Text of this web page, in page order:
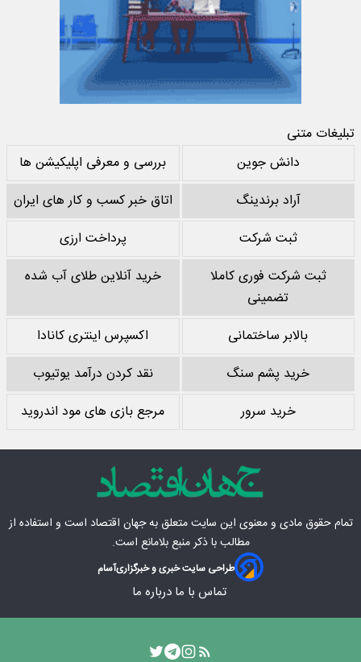
تبلیغات متنی
دانش جوین
بررسی و معرفی اپلیکیشن ها
آراد برندینگ
اتاق خبر کسب و کار های ایران
ثبت شرکت
پرداخت ارزی
ثبت شرکت فوری کاملا
تضمینی
خرید آنلاین طلای آب شده
بالابر ساختمانی
اکسپرس اینتری کانادا
خرید پشم سنگ
نقد کردن درآمد یوتیوب
خرید سرور
مرجع بازی های مود اندروید
تمام حقوق مادی‌ و معنوی این سایت متعلق بهجهان اقتصاد است و استفاده از
مطالب با ذکر منبع بلامانع است.
طراحی سایت خبری و خبرگزاریآسام
تماس با ما درباره ما